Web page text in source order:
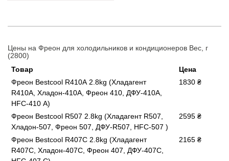
Цены на Фреон для холодильников и кондиционеров Вес, г
(2800)
Товар
Цена
Фреон Bestcool R410А 2.8kg (Хладагент
R410А, Хладон-410А, Фреон 410, ДФУ-410А,
HFC-410 А)
1830 ₴
Фреон Bestcool R507 2.8kg (Хладагент R507,
Хладон-507, Фреон 507, ДФУ-R507, HFC-507 )
2595 ₴
Фреон Bestcool R407C 2.8kg (Хладагент
R407C, Хладон-407C, Фреон 407, ДФУ-407C,
2165 ₴